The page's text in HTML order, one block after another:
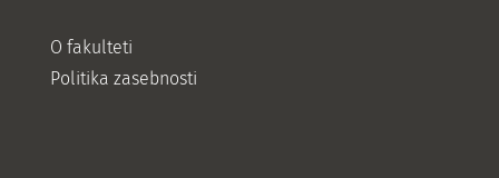
O fakulteti
Politika zasebnosti